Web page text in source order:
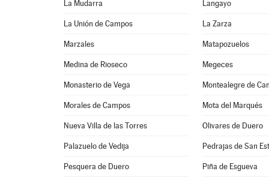
La Mudarra Langayo
La Unión de Campos La Zarza
Marzales Matapozuelos
Medina de Rioseco Megeces
Monasterio de Vega Montealegre de
Morales de Campos Mota del Marqués
Nueva Villa de las Torres Olivares de Duero
Palazuelo de Vedija Pedrajas de San
Pesquera de Duero Piña de Esgueva